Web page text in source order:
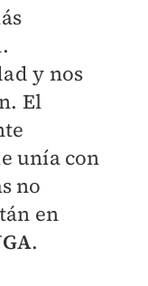
y nos
El
unía con
no
en
.